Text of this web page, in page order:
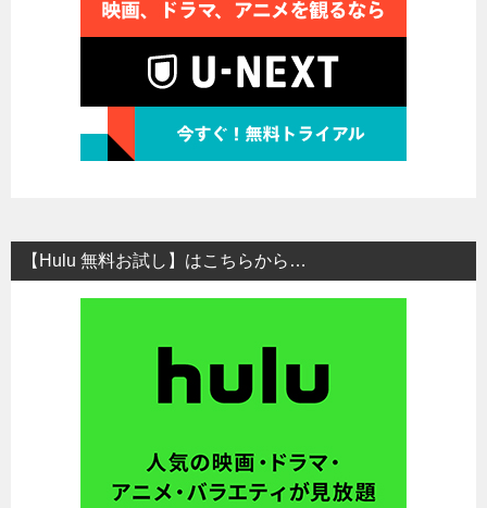
【Hulu 無料お試し】はこちらから…